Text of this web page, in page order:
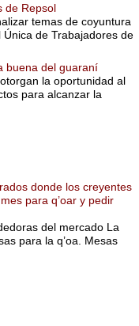
de Repsol
temas de coyuntura
de Trabajadores de
buena del guaraní
la oportunidad al
para alcanzar la
donde los creyentes
para q’oar y pedir
del mercado La
para la q’oa. Mesas